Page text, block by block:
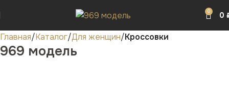
0 0
Главная Каталог Для женщин Кроссовки
969 модель